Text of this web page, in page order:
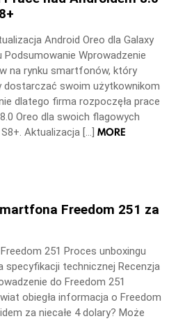
Android Oreo dla Galaxy
Podsumowanie Wprowadzenie
na rynku smartfonów, który
dostarczać swoim użytkownikom
dlatego firma rozpoczęła prace
Oreo dla swoich flagowych
Aktualizacja […] MORE
Freedom 251 za
251 Proces unboxingu
technicznej Recenzja
do Freedom 251
obiegła informacja o Freedom
za niecałe 4 dolary? Może